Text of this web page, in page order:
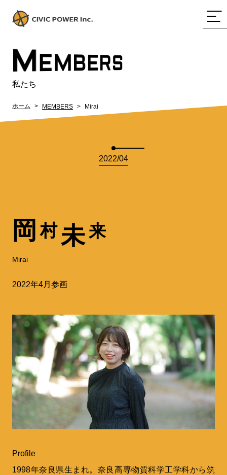
MEMBERS
私たち
ホーム MEMBERS Mirai
2022/04
岡 村未 来
Mirai
2022年4月参画
Profile
1998年奈良県生まれ。奈良高専物質科学工学科から筑